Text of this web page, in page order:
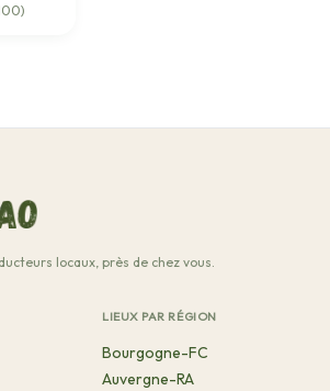
locaux, près de chez vous.
LIEUX PAR RÉGION
Bourgogne-FC
Auvergne-RA